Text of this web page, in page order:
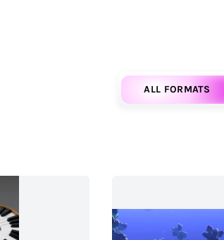
ALL FORMATS